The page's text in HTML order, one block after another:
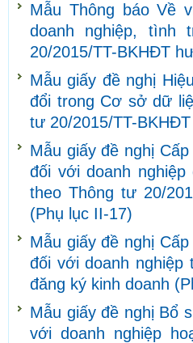
Mẫu Thông báo Về
doanh nghiệp, tình
20/2015/TT-BKHĐT
Mẫu giấy đề nghị
đổi trong Cơ sở dữ
tư 20/2015/TT-
Mẫu giấy đề nghị
đối với doanh
theo Thông tư 20/
(Phụ lục II-17)
Mẫu giấy đề nghị
đối với doanh nghiệp
đăng ký kinh doanh
Mẫu giấy đề nghị Bổ
với doanh nghiệp